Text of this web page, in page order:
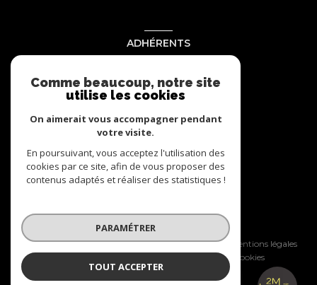
2M IMMOBILIER
ADHÉRENTS
Nous adhérons
© 2026 | Tous droits réservés
Nos honoraires
Nos partenaires
Mentions légales
Cookies
Comme beaucoup, notre site
utilise les cookies
On aimerait vous accompagner pendant
votre visite.
En poursuivant, vous acceptez l'utilisation des
cookies par ce site, afin de vous proposer des
contenus adaptés et réaliser des statistiques !
PARAMÉTRER
TOUT ACCEPTER